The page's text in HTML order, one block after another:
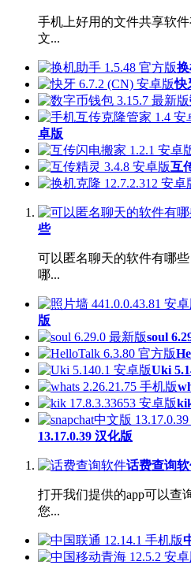
手机上好用的文件共享软
文...
快
卓版
互
些
可以匿名聊天的软件有哪
哪...
版
soul
Uki
13.17.0.39 汉化版
话费查询
打开我们提供的app可以查
您...